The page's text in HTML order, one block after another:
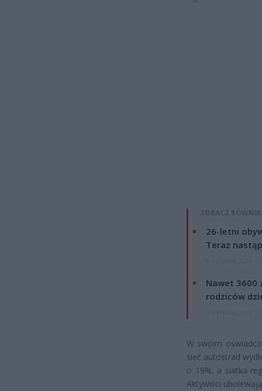
ZOBACZ
26-letni
Teraz
Nawet 3600
rodziców
W swoim
sieć autostrad
o 19%, a siatka
Aktywiści